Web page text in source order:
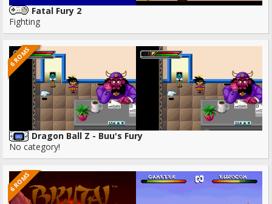
Fatal Fury 2
Fighting
6 ROMS
Dragon Ball Z - Buu's Fury
No category!
6 ROMS